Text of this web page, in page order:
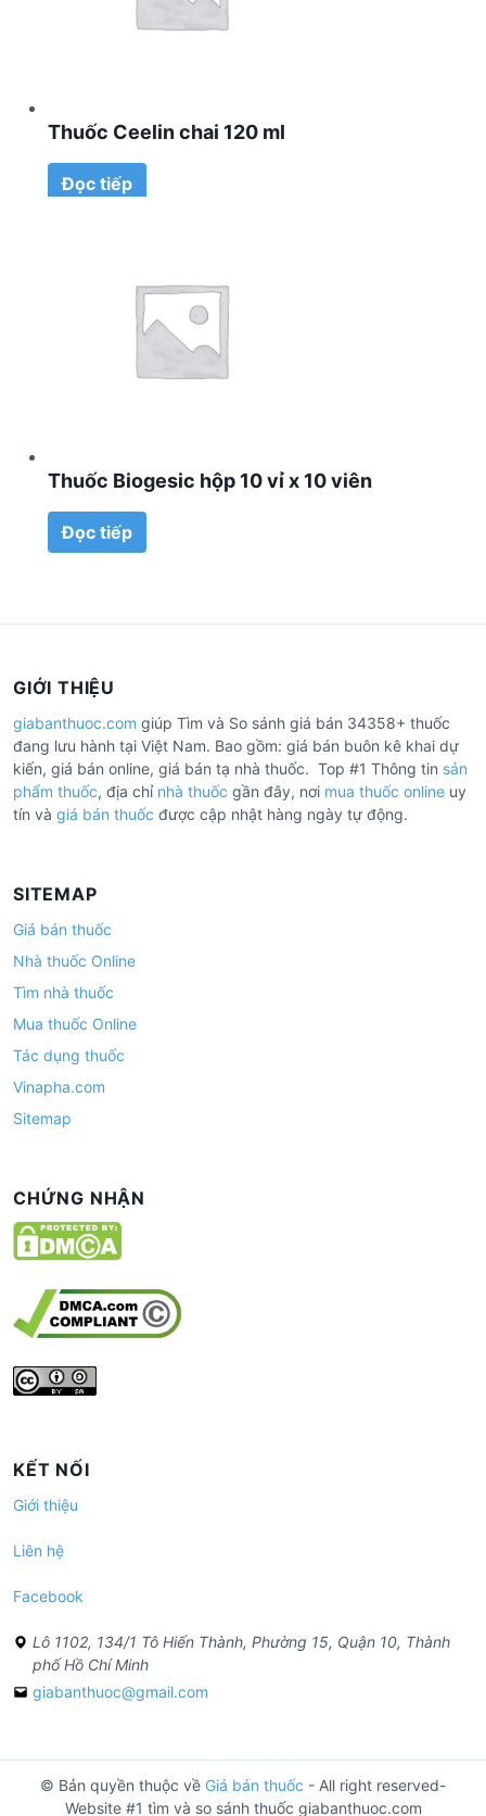
Thuốc Ceelin chai 120 ml
Đọc tiếp
Thuốc Biogesic hộp 10 vỉ x 10 viên
Đọc tiếp
GIỚI THIỆU
giabanthuoc.com giúp Tìm và So sánh giá bán 34358+ thuốc
đang lưu hành tại Việt Nam. Bao gồm: giá bán buôn kê khai dự
kiến, giá bán online, giá bán tạ nhà thuốc. Top #1 Thông tin sản
phẩm thuốc, địa chỉ nhà thuốc gần đây, nơi mua thuốc online uy
tín và giá bán thuốc được cập nhật hàng ngày tự động.
SITEMAP
Giá bán thuốc
Nhà thuốc Online
Tìm nhà thuốc
Mua thuốc Online
Tác dụng thuốc
Vinapha.com
Sitemap
CHỨNG NHẬN
KẾT NỐI
Giới thiệu
Liên hệ
Facebook
Lô 1102, 134/1 Tô Hiến Thành, Phường 15, Quận 10, Thành
phố Hồ Chí Minh
giabanthuoc@gmail.com
© Bản quyền thuộc về Giá bán thuốc - All right reserved-
Website #1 tìm và so sánh thuốc giabanthuoc.com